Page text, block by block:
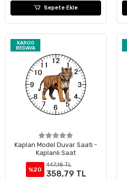
Sepete Ekle
KARGO
BEDAVA
Kaplan Model Duvar Saati -
Kaplanlı Saat
%20
447,18 TL
358,79 TL